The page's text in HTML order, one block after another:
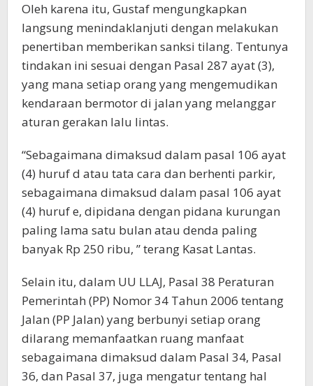
Oleh karena itu, Gustaf mengungkapkan
langsung menindaklanjuti dengan melakukan
penertiban memberikan sanksi tilang. Tentunya
tindakan ini sesuai dengan Pasal 287 ayat (3),
yang mana setiap orang yang mengemudikan
kendaraan bermotor di jalan yang melanggar
aturan gerakan lalu lintas.
“Sebagaimana dimaksud dalam pasal 106 ayat
(4) huruf d atau tata cara dan berhenti parkir,
sebagaimana dimaksud dalam pasal 106 ayat
(4) huruf e, dipidana dengan pidana kurungan
paling lama satu bulan atau denda paling
banyak Rp 250 ribu, ” terang Kasat Lantas.
Selain itu, dalam UU LLAJ, Pasal 38 Peraturan
Pemerintah (PP) Nomor 34 Tahun 2006 tentang
Jalan (PP Jalan) yang berbunyi setiap orang
dilarang memanfaatkan ruang manfaat
sebagaimana dimaksud dalam Pasal 34, Pasal
36, dan Pasal 37, juga mengatur tentang hal